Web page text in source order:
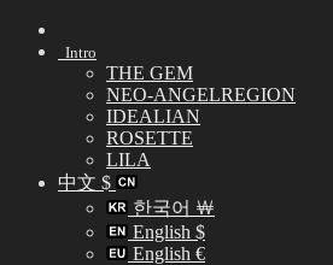
Skip
Intro
THE GEM
NEO-ANGELREGION
IDEALIAN
ROSETTE
LILA
中文 $
한국어 ￦
English $
English €